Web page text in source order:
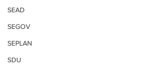
SEAD
SEGOV
SEPLAN
SDU